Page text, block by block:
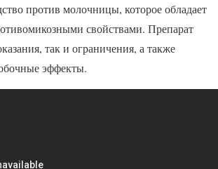
против молочницы, которое обладает
свойствами. Препарат
так и ограничения, а также
эффекты.